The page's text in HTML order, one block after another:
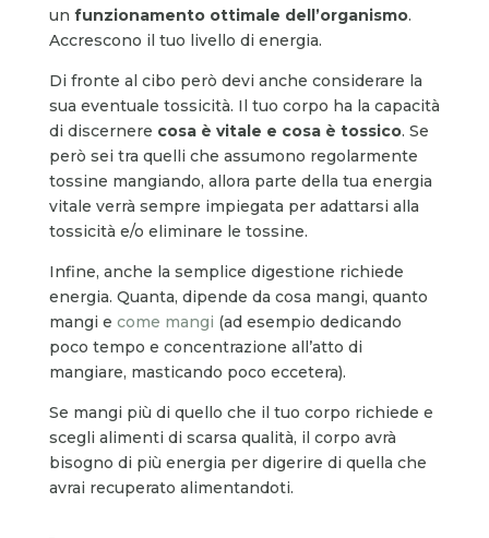
un funzionamento ottimale dell’organismo.
Accrescono il tuo livello di energia.
Di fronte al cibo però devi anche considerare la
sua eventuale tossicità. Il tuo corpo ha la capacità
di discernere cosa è vitale e cosa è tossico. Se
però sei tra quelli che assumono regolarmente
tossine mangiando, allora parte della tua energia
vitale verrà sempre impiegata per adattarsi alla
tossicità e/o eliminare le tossine.
Infine, anche la semplice digestione richiede
energia. Quanta, dipende da cosa mangi, quanto
mangi e come mangi (ad esempio dedicando
poco tempo e concentrazione all’atto di
mangiare, masticando poco eccetera).
Se mangi più di quello che il tuo corpo richiede e
scegli alimenti di scarsa qualità, il corpo avrà
bisogno di più energia per digerire di quella che
avrai recuperato alimentandoti.